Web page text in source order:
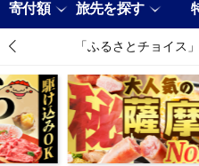
寄付額 旅先を探す
「ふるさとチョイス